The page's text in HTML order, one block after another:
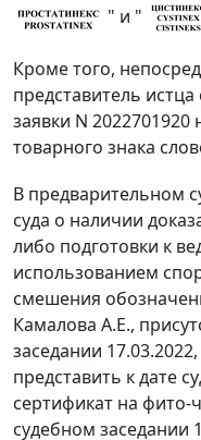
" и "
Кроме того,
представитель
заявки N 2022701920
товарного знака
В предварительном
суда о наличии
либо подготовки к
использованием
смешения
Камалова А.Е.,
заседании
представить к дате
сертификат на фито-
судебном заседании